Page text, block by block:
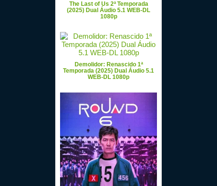
The Last of Us 2ª Temporada
(2025) Dual Áudio 5.1 WEB-DL
1080p
Demolidor: Renascido 1ª
Temporada (2025) Dual Áudio 5.1
WEB-DL 1080p